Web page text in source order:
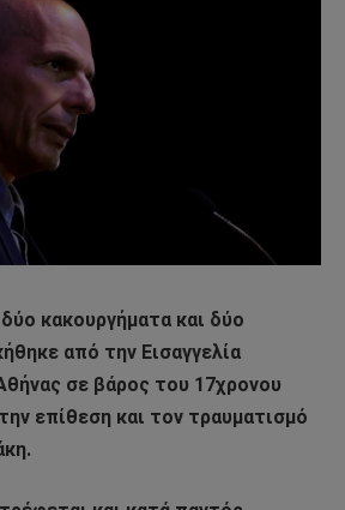
κακουργήματα και δύο
από την Εισαγγελία
σε βάρος του 17χρονου
επίθεση και τον τραυματισμό